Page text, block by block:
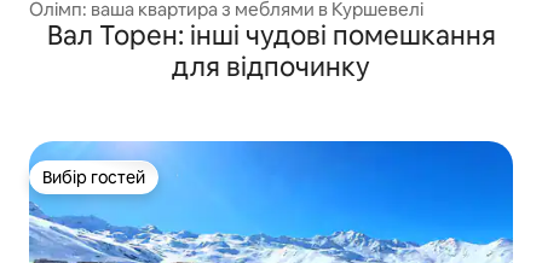
Олімп: ваша квартира з меблями в Куршевелі
Вал Торен: інші чудові помешкання
для відпочинку
Вибір гостей
Вибір гостей